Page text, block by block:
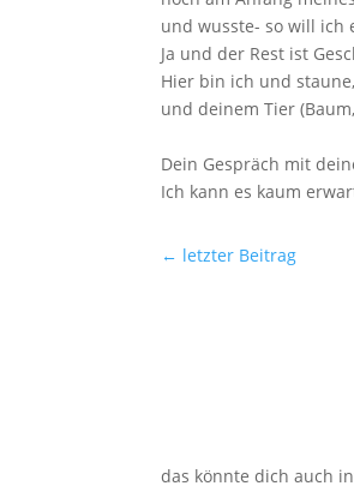
und wusste- so will ich
Ja und der Rest ist
Hier bin ich und
und deinem Tier
Dein Gespräch mit
Ich kann es kaum
← letzter Beitrag
das könnte dich auch